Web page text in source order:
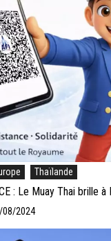
Thaïlande
: Le Muay Thai brille à
08/2024